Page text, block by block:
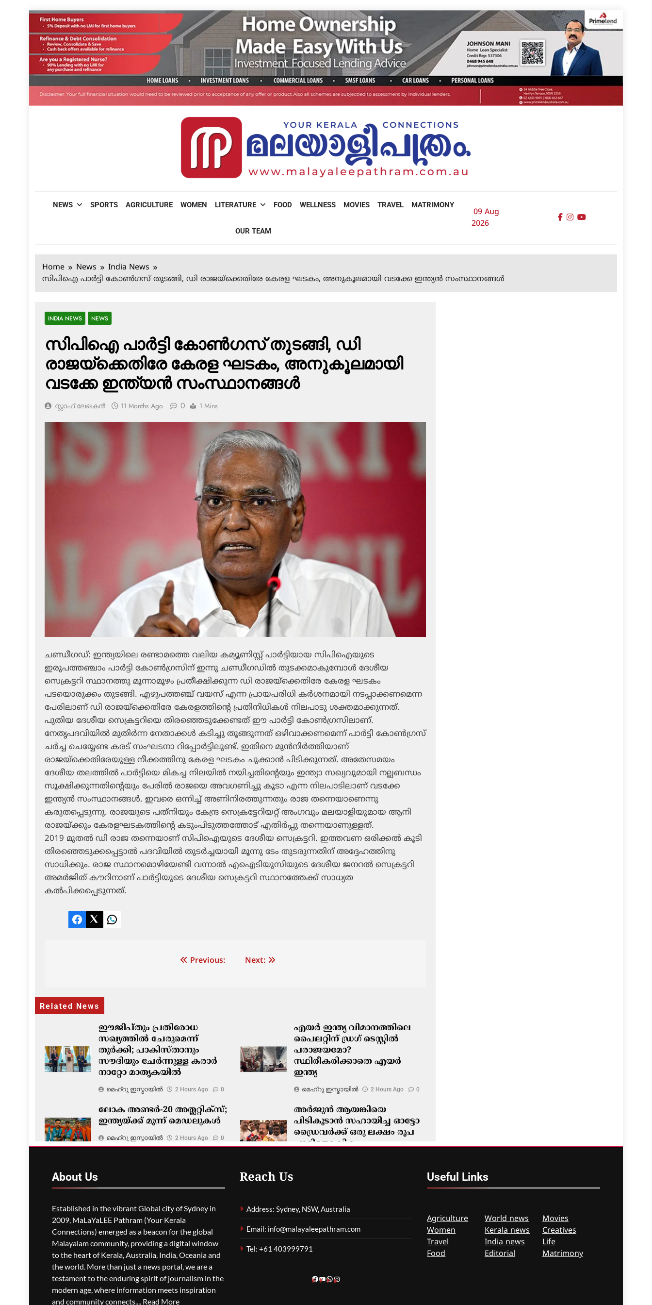
Skip
content
NEWS SPORTS AGRICULTURE WOMEN LITERATURE FOOD WELLNESS MOVIES TRAVEL MATRIMONY
OUR TEAM
09 Aug
2026
Home News
India News
സിപിഐ പാര്‍ട്ടി കോണ്‍ഗസ് തുടങ്ങി, ഡി രാജയ്‌ക്കെതിരേ കേരള ഘടകം, അനുകൂലമായി വടക്കേ ഇന്ത്യന്‍ സംസ്ഥാനങ്ങള്‍
INDIA NEWS NEWS
സിപിഐ പാര്‍ട്ടി കോണ്‍ഗസ് തുടങ്ങി, ഡി
രാജയ്‌ക്കെതിരേ കേരള ഘടകം, അനുകൂലമായി
വടക്കേ ഇന്ത്യന്‍ സംസ്ഥാനങ്ങള്‍
സ്റ്റാഫ് ലേഖകൻ 11 Months Ago 0 1 Mins
ചണ്ഡീഗഡ്: ഇന്ത്യയിലെ രണ്ടാമത്തെ വലിയ കമ്യൂണിസ്റ്റ് പാര്‍ട്ടിയായ സിപിഐയുടെ
ഇരുപത്തഞ്ചാം പാര്‍ട്ടി കോണ്‍ഗ്രസിന് ഇന്നു ചണ്ഡീഗഡില്‍ തുടക്കമാകുമ്പോള്‍ ദേശീയ
സെക്രട്ടറി സ്ഥാനത്തു മൂന്നാമൂഴം പ്രതീക്ഷിക്കുന്ന ഡി രാജയ്‌ക്കെതിരേ കേരള ഘടകം
പടയൊരുക്കം തുടങ്ങി. എഴുപത്തഞ്ച് വയസ് എന്ന പ്രായപരിധി കര്‍ശനമായി നടപ്പാക്കണമെന്ന
പേരിലാണ് ഡി രാജയ്‌ക്കെതിരേ കേരളത്തിന്റെ പ്രതിനിധികള്‍ നിലപാടു ശക്തമാക്കുന്നത്.
പുതിയ ദേശീയ സെക്രട്ടറിയെ തിരഞ്ഞെടുക്കേണ്ടത് ഈ പാര്‍ട്ടി കോണ്‍ഗ്രസിലാണ്.
നേതൃപദവിയില്‍ മുതിര്‍ന്ന നേതാക്കള്‍ കടിച്ചു തൂങ്ങുന്നത് ഒഴിവാക്കണമെന്ന് പാര്‍ട്ടി കോണ്‍ഗ്രസ്
ചര്‍ച്ച ചെയ്യേണ്ട കരട് സംഘടനാ റിപ്പോര്‍ട്ടിലുണ്ട്. ഇതിനെ മുന്‍നിര്‍ത്തിയാണ്
രാജയ്‌ക്കെതിരേയുള്ള നീക്കത്തിനു കേരള ഘടകം ചുക്കാന്‍ പിടിക്കുന്നത്. അതേസമയം
ദേശീയ തലത്തില്‍ പാര്‍ട്ടിയെ മികച്ച നിലയില്‍ നയിച്ചതിന്റെയും ഇന്ത്യാ സഖ്യവുമായി നല്ലബന്ധം
സൂക്ഷിക്കുന്നതിന്റെയും പേരില്‍ രാജയെ അവഗണിച്ചു കൂടാ എന്ന നിലപാടിലാണ് വടക്കേ
ഇന്ത്യന്‍ സംസ്ഥാനങ്ങള്‍. ഇവരെ ഒന്നിച്ച് അണിനിരത്തുന്നതും രാജ തന്നെയാണെന്നു
കരുതപ്പെടുന്നു. രാജയുടെ പത്‌നിയും കേന്ദ്ര സെക്രട്ടേറിയറ്റ് അംഗവും മലയാളിയുമായ ആനി
രാജയ്ക്കും കേരളഘടകത്തിന്റെ കടുംപിടുത്തത്തോട് എതിര്‍പ്പു തന്നെയാണുള്ളത്.
2019 മുതല്‍ ഡി രാജ തന്നെയാണ് സിപിഐയുടെ ദേശീയ സെക്രട്ടറി. ഇത്തവണ ഒരിക്കല്‍ കൂടി
തിരഞ്ഞെടുക്കപ്പെട്ടാല്‍ പദവിയില്‍ തുടര്‍ച്ചയായി മൂന്നു ടേം തുടരുന്നതിന് അദ്ദേഹത്തിനു
സാധിക്കും. രാജ സ്ഥാനമൊഴിയേണ്ടി വന്നാല്‍ എഐടിയുസിയുടെ ദേശീയ ജനറല്‍ സെക്രട്ടറി
അമര്‍ജിത് കൗറിനാണ് പാര്‍ട്ടിയുടെ ദേശീയ സെക്രട്ടറി സ്ഥാനത്തേക്ക് സാധ്യത
കല്‍പിക്കപ്പെടുന്നത്.
Facebook
TwitterLinkedIn
Previous: Next:
Related News
ഈജിപ്തും പ്രതിരോധ
സഖ്യത്തിൽ ചേരുമെന്ന്
തുർക്കി; പാകിസ്താനും
സൗദിയും ചേർന്നുള്ള കരാർ
നാറ്റോ മാതൃകയിൽ
മെഹ്റു ഇസ്മായില്‍ 2 Hours Ago 0
എയർ ഇന്ത്യ വിമാനത്തിലെ
പൈലറ്റിന് ഡ്രഗ് ടെസ്റ്റിൽ
പരാജയമോ?
സ്ഥിരീകരിക്കാതെ എയർ
ഇന്ത്യ
മെഹ്റു ഇസ്മായില്‍ 2 Hours Ago 0
ലോക അണ്ടർ-20 അത്ലറ്റിക്സ്;
ഇന്ത്യയ്ക്ക് മൂന്ന് മെഡലുകൾ
മെഹ്റു ഇസ്മായില്‍ 2 Hours Ago 0
അർജുൻ ആയങ്കിയെ
പിടികൂടാൻ സഹായിച്ച ഓട്ടോ
ഡ്രൈവർക്ക് ഒരു ലക്ഷം രൂപ
പാരിതോഷികം
About Us
Established in the vibrant Global city of Sydney in
2009, MaLaYaLEE Pathram (Your Kerala
Connections) emerged as a beacon for the global
Malayalam community, providing a digital window
to the heart of Kerala, Australia, India, Oceania and
the world. More than just a news portal, we are a
testament to the enduring spirit of journalism in the
modern age, where information meets inspiration
and community connects.... Read More
Reach Us
Address: Sydney, NSW, Australia
Email: info@malayaleepathram.com
Tel: +61 403999791
Facebook
YouTube
WhatsApp
Instagram
Useful Links
Agriculture
Women
Travel
Food
World news
Kerala news
India news
Editorial
Movies
Creatives
Life
Matrimony